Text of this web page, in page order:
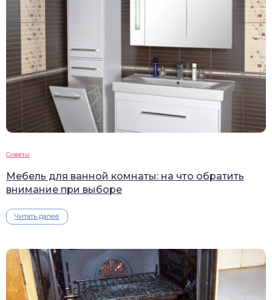
Советы
Мебель для ванной комнаты: на что обратить
внимание при выборе
Читать далее